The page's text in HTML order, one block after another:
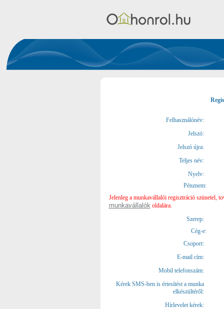
Felhasználónév:
Jelszó:
Jelszó újra:
Teljes név:
Nyelv:
Pénznem:
Jelenleg a munkavállalói regisztráció szünetel,
munkavállalók oldalára.
Szerep:
Cég-e:
Csoport:
E-mail cím:
Mobil telefonszám:
Kérek SMS-ben is értesítést a munka
elkészültéről:
Hírlevelet kérek: